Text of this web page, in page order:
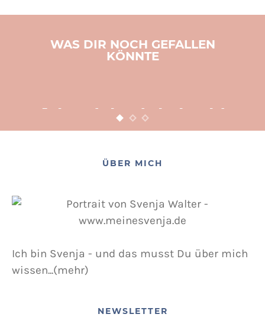
WAS DIR NOCH GEFALLEN
KÖNNTE
Adventsbasteln leicht
gemacht
POSTED ON
ÜBER MICH
Ich bin Svenja - und das musst Du über mich
wissen...(mehr)
NEWSLETTER